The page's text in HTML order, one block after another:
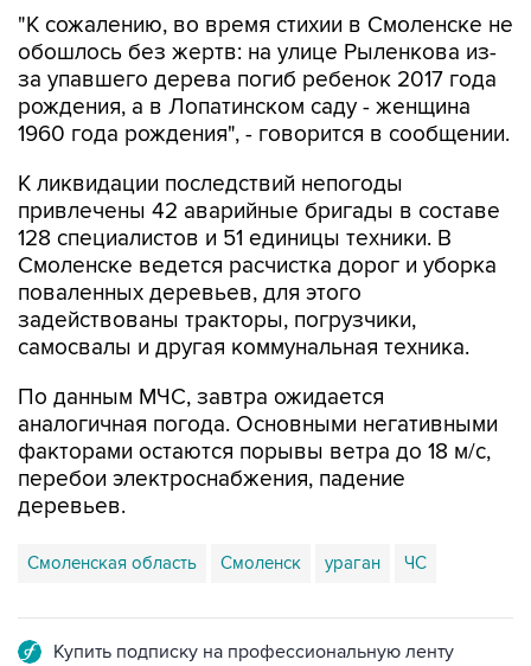
"К сожалению, во время стихии в Смоленске не
обошлось без жертв: на улице Рыленкова из-
за упавшего дерева погиб ребенок 2017 года
рождения, а в Лопатинском саду - женщина
1960 года рождения", - говорится в сообщении.
К ликвидации последствий непогоды
привлечены 42 аварийные бригады в составе
128 специалистов и 51 единицы техники. В
Смоленске ведется расчистка дорог и уборка
поваленных деревьев, для этого
задействованы тракторы, погрузчики,
самосвалы и другая коммунальная техника.
По данным МЧС, завтра ожидается
аналогичная погода. Основными негативными
факторами остаются порывы ветра до 18 м/с,
перебои электроснабжения, падение
деревьев.
Смоленская область Смоленск ураган ЧС
Купить подписку на профессиональную ленту